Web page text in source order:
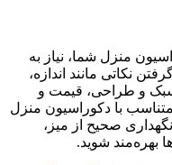
منزل شما، نیاز به
نکاتی مانند اندازه،
سبک و طراحی، قیمت و
با دکوراسیون منزل
صحیح از میز،
بهره‌مند شوید.